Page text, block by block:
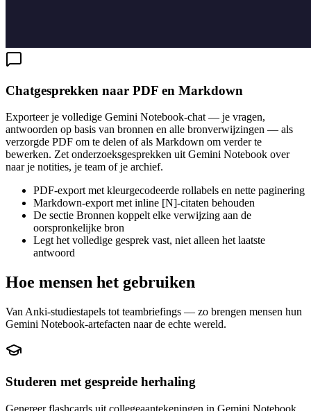
Chatgesprekken naar PDF en Markdown
Exporteer je volledige Gemini Notebook-chat — je vragen,
antwoorden op basis van bronnen en alle bronverwijzingen — als
verzorgde PDF om te delen of als Markdown om verder te
bewerken. Zet onderzoeksgesprekken uit Gemini Notebook over
naar je notities, je team of je archief.
PDF-export met kleurgecodeerde rollabels en nette paginering
Markdown-export met inline [N]-citaten behouden
De sectie Bronnen koppelt elke verwijzing aan de
oorspronkelijke bron
Legt het volledige gesprek vast, niet alleen het laatste
antwoord
Hoe mensen het gebruiken
Van Anki-studiestapels tot teambriefings — zo brengen mensen hun
Gemini Notebook-artefacten naar de echte wereld.
Studeren met gespreide herhaling
Genereer flashcards uit collegeaantekeningen in Gemini Notebook,